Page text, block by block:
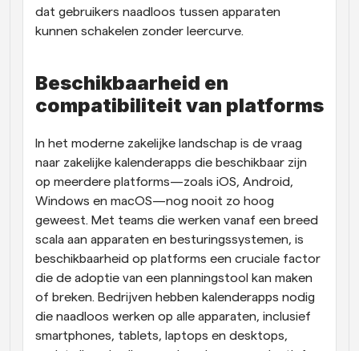
dat gebruikers naadloos tussen apparaten
kunnen schakelen zonder leercurve.
Beschikbaarheid en
compatibiliteit van platforms
In het moderne zakelijke landschap is de vraag
naar zakelijke kalenderapps die beschikbaar zijn
op meerdere platforms—zoals iOS, Android,
Windows en macOS—nog nooit zo hoog
geweest. Met teams die werken vanaf een breed
scala aan apparaten en besturingssystemen, is
beschikbaarheid op platforms een cruciale factor
die de adoptie van een planningstool kan maken
of breken. Bedrijven hebben kalenderapps nodig
die naadloos werken op alle apparaten, inclusief
smartphones, tablets, laptops en desktops,